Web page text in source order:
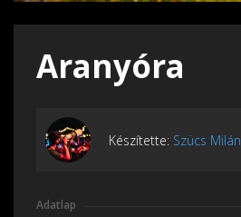
Aranyóra
Készítette: Szücs Milán
Adatlap